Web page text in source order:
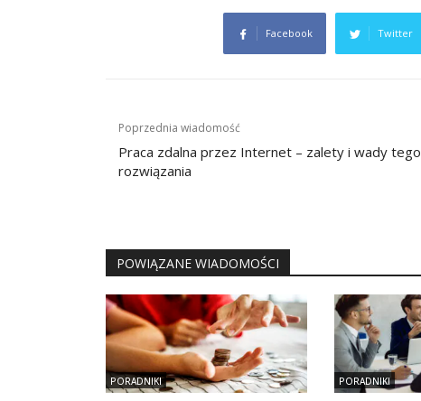
Facebook Twitter
Nawigacja
wpisu
Poprzednia wiadomość
Praca zdalna przez Internet – zalety i wady tego
rozwiązania
POWIĄZANE WIADOMOŚCI
PORADNIKI PORADNIKI